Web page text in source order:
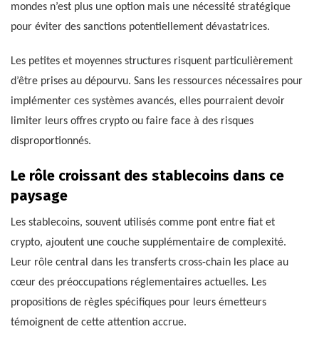
mondes n’est plus une option mais une nécessité stratégique
pour éviter des sanctions potentiellement dévastatrices.
Les petites et moyennes structures risquent particulièrement
d’être prises au dépourvu. Sans les ressources nécessaires pour
implémenter ces systèmes avancés, elles pourraient devoir
limiter leurs offres crypto ou faire face à des risques
disproportionnés.
Le rôle croissant des stablecoins dans ce
paysage
Les stablecoins, souvent utilisés comme pont entre fiat et
crypto, ajoutent une couche supplémentaire de complexité.
Leur rôle central dans les transferts cross-chain les place au
cœur des préoccupations réglementaires actuelles. Les
propositions de règles spécifiques pour leurs émetteurs
témoignent de cette attention accrue.